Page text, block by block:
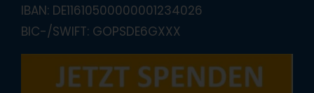
IBAN: DE11610500000001234026
BIC-/SWIFT: GOPSDE6GXXX